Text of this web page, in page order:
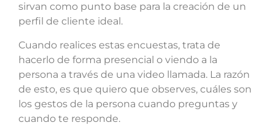
sirvan como punto base para la creación de un
perfil de cliente ideal.
Cuando realices estas encuestas, trata de
hacerlo de forma presencial o viendo a la
persona a través de una video llamada. La razón
de esto, es que quiero que observes, cuáles son
los gestos de la persona cuando preguntas y
cuando te responde.